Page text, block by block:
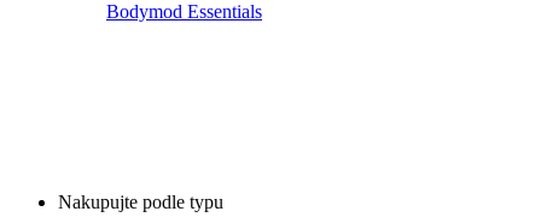
Bodymod Essentials
Nakupujte podle typu